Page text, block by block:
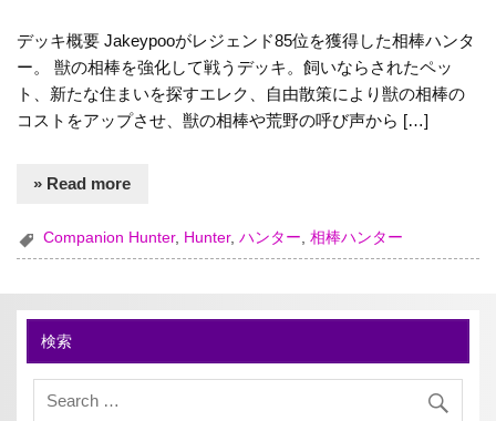
デッキ概要 Jakeypooがレジェンド85位を獲得した相棒ハンタ
ー。 獣の相棒を強化して戦うデッキ。飼いならされたペッ
ト、新たな住まいを探すエレク、自由散策により獣の相棒の
コストをアップさせ、獣の相棒や荒野の呼び声から […]
» Read more
Companion Hunter, Hunter,ハンター,相棒ハンター
検索